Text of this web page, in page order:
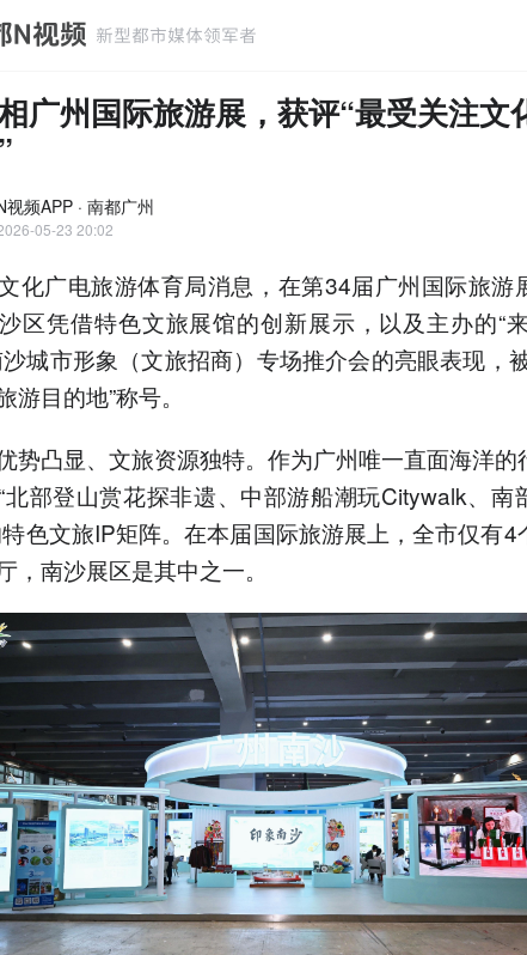
广州国际旅游展，获评“最受关注文
视频APP · 南都广州
05-23 20:02
化广电旅游体育局消息，在第34届广州国际旅游
区凭借特色文旅展馆的创新展示，以及主办的“
城市形象（文旅招商）专场推介会的亮眼表现，
游目的地”称号。
势凸显、文旅资源独特。作为广州唯一直面海洋的
北部登山赏花探非遗、中部游船潮玩Citywalk、南
色文旅IP矩阵。在本届国际旅游展上，全市仅有4
，南沙展区是其中之一。